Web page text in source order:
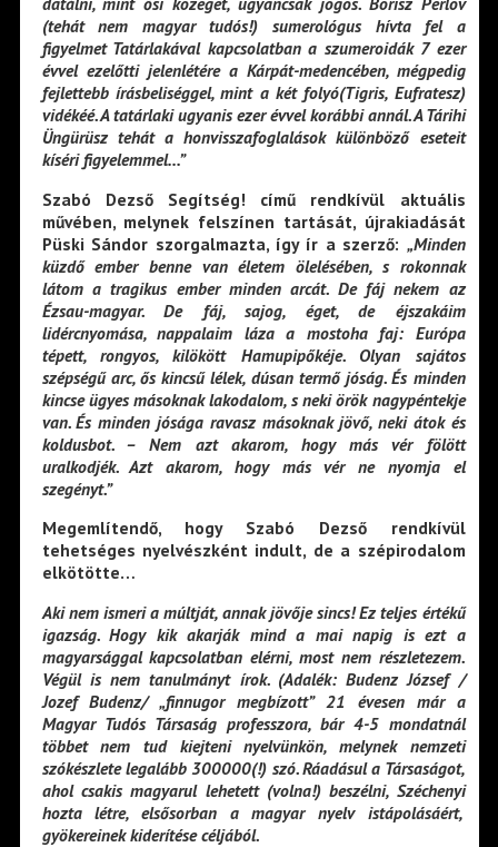
(tehát nem magyar tudós!) sumerológus hívta fel a
figyelmet Tatárlakával kapcsolatban a szumeroidák 7 ezer
évvel ezelőtti jelenlétére a Kárpát-medencében, mégpedig
fejlettebb írásbeliséggel, mint a két folyó(Tigris, Eufratesz)
vidékéé. A tatárlaki ugyanis ezer évvel korábbi annál. A Tárihi
Üngürüsz tehát a honvisszafoglalások különböző eseteit
kíséri figyelemmel…”
Szabó Dezső Segítség! című rendkívül aktuális
művében, melynek felszínen tartását, újrakiadását
Püski Sándor szorgalmazta, így ír a szerző: „Minden
küzdő ember benne van életem ölelésében, s rokonnak
látom a tragikus ember minden arcát. De fáj nekem az
Ézsau-magyar. De fáj, sajog, éget, de éjszakáim
lidércnyomása, nappalaim láza a mostoha faj: Európa
tépett, rongyos, kilökött Hamupipőkéje. Olyan sajátos
szépségű arc, ős kincsű lélek, dúsan termő jóság. És minden
kincse ügyes másoknak lakodalom, s neki örök nagypéntekje
van. És minden jósága ravasz másoknak jövő, neki átok és
koldusbot. – Nem azt akarom, hogy más vér fölött
uralkodjék. Azt akarom, hogy más vér ne nyomja el
szegényt.”
Megemlítendő, hogy Szabó Dezső rendkívül
tehetséges nyelvészként indult, de a szépirodalom
elkötötte…
Aki nem ismeri a múltját, annak jövője sincs! Ez teljes értékű
igazság. Hogy kik akarják mind a mai napig is ezt a
magyarsággal kapcsolatban elérni, most nem részletezem.
Végül is nem tanulmányt írok. (Adalék: Budenz József /
Jozef Budenz/ „finnugor megbízott” 21 évesen már a
Magyar Tudós Társaság professzora, bár 4-5 mondatnál
többet nem tud kiejteni nyelvünkön, melynek nemzeti
szókészlete legalább 300000(!) szó. Ráadásul a Társaságot,
ahol csakis magyarul lehetett (volna!) beszélni, Széchenyi
hozta létre, elsősorban a magyar nyelv istápolásáért,
gyökereinek kiderítése céljából.